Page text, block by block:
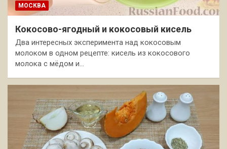
МОСКВА
Кокосово-ягодный и кокосовый кисель
Два интересных эксперимента над кокосовым
молоком в одном рецепте: кисель из кокосового
молока с мёдом и…